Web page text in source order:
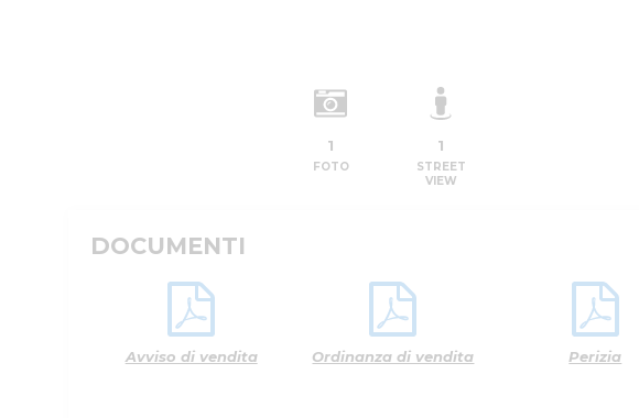
1
FOTO
1
STREET
VIEW
DOCUMENTI
Avviso di vendita Ordinanza di vendita Perizia